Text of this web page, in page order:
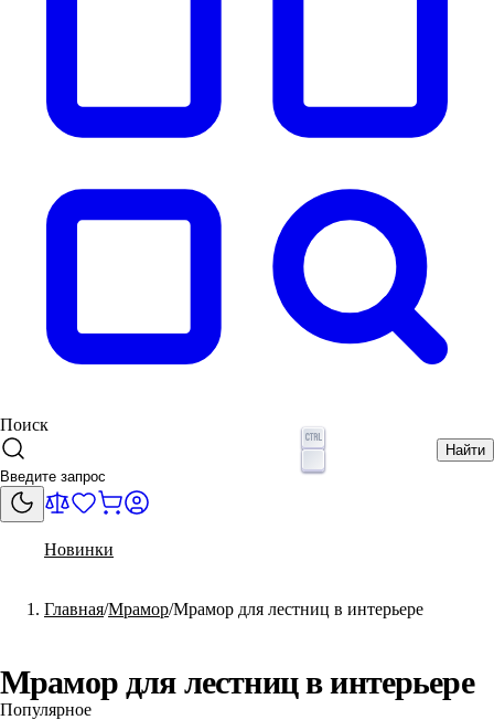
Поиск
Найти
Новинки
Главная Мрамор Мрамор для лестниц в интерьере
Мрамор для лестниц в интерьере
Популярное